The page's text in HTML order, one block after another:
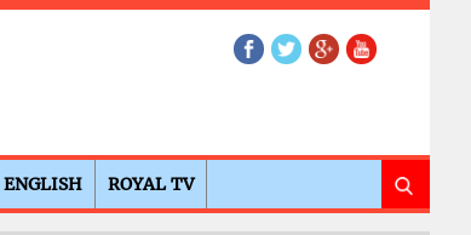
ENGLISH ROYAL TV